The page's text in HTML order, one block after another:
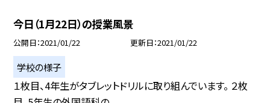
今日（1月22日）の授業風景
公開日 2021/01/22 更新日 2021/01/22
学校の様子
１枚目、4年生がタブレットドリルに取り組んでいます。 ２枚